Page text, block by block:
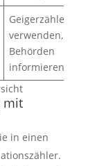
Geigerzähler
verwenden,
Behörden
informieren
mit
in einen